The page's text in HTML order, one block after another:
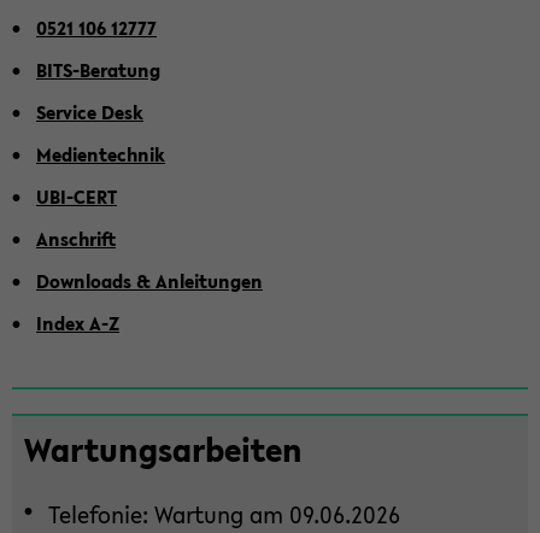
Haupt­
halt
War­tungs­ar­bei­ten
Te­le­fo­nie: War­tung am 09.06.2026
0521 106 12777
BITS-​Beratung
Ser­vice Desk
Me­di­en­tech­nik
UBI-​CERT
An­schrift
Down­loads & An­lei­tun­gen
Index A-Z